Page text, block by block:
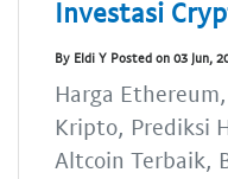
Investasi
By Eldi Y Posted on 03 Jun,
Harga
Kripto, Prediksi
Altcoin Terbaik,